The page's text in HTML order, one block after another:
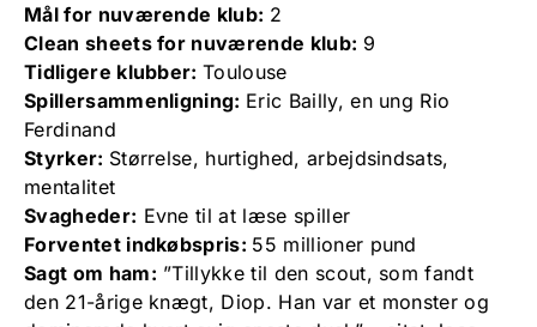
Mål for nuværende klub: 2
Clean sheets for nuværende klub: 9
Tidligere klubber:Toulouse
Spillersammenligning: Eric Bailly, en ung Rio
Ferdinand
Styrker: Størrelse, hurtighed, arbejdsindsats,
mentalitet
Svagheder: Evne til at læse spiller
Forventet indkøbspris: 55 millioner pund
Sagt om ham: ”Tillykke til den scout, som fandt
den 21-årige knægt, Diop. Han var et monster og